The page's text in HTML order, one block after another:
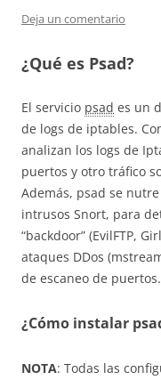
Deja un comentario
¿Qué es Psad?
El servicio psad es un
de logs de iptables.
analizan los logs de
puertos y otro tráfico
Además, psad se
intrusos Snort, para
“backdoor” (EvilFTP,
ataques DDos
de escaneo de puertos.
¿Cómo instalar
NOTA: Todas las